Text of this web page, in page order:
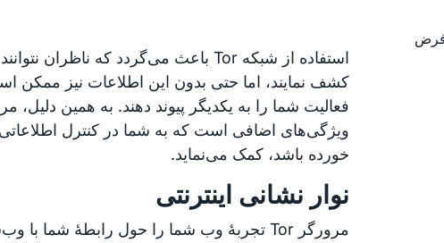
فرض
کشف نمایند، اما حتی بدون این اطلاعات نیز ممکن
ویژگی‌های اضافی است که به شما در کنترل
خورده باشد، کمک می‌نماید.
نوار نشانی اینترنتی